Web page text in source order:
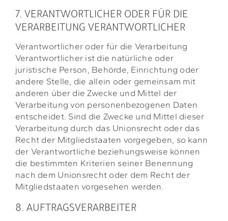
7. VERANTWORTLICHER ODER FÜR DIE
VERARBEITUNG VERANTWORTLICHER
Verantwortlicher oder für die Verarbeitung
Verantwortlicher ist die natürliche oder
juristische Person, Behörde, Einrichtung oder
andere Stelle, die allein oder gemeinsam mit
anderen über die Zwecke und Mittel der
Verarbeitung von personenbezogenen Daten
entscheidet. Sind die Zwecke und Mittel dieser
Verarbeitung durch das Unionsrecht oder das
Recht der Mitgliedstaaten vorgegeben, so kann
der Verantwortliche beziehungsweise können
die bestimmten Kriterien seiner Benennung
nach dem Unionsrecht oder dem Recht der
Mitgliedstaaten vorgesehen werden.
8. AUFTRAGSVERARBEITER